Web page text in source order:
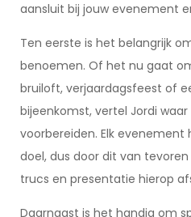
aansluit bij jouw evenement
Ten eerste is het belangrijk
benoemen. Of het nu gaat
bruiloft, verjaardagsfeest of
bijeenkomst, vertel Jordi waar
voorbereiden. Elk
doel, dus door dit van
trucs en presentatie hierop
Daarnaast is het handig om